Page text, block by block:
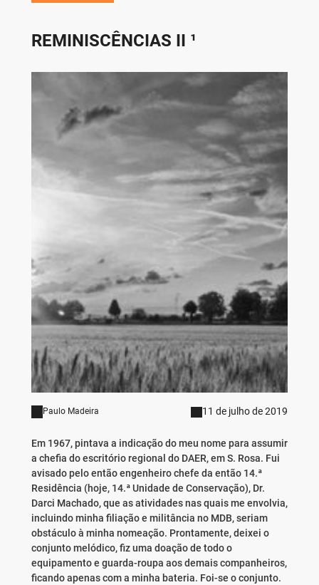
REMINISCÊNCIAS II ¹
Paulo Madeira 11 de julho de 2019
Em 1967, pintava a indicação do meu nome para assumir
a chefia do escritório regional do DAER, em S. Rosa. Fui
avisado pelo então engenheiro chefe da então 14.ª
Residência (hoje, 14.ª Unidade de Conservação), Dr.
Darci Machado, que as atividades nas quais me envolvia,
incluindo minha filiação e militância no MDB, seriam
obstáculo à minha nomeação. Prontamente, deixei o
conjunto melódico, fiz uma doação de todo o
equipamento e guarda-roupa aos demais companheiros,
ficando apenas com a minha bateria. Foi-se o conjunto.